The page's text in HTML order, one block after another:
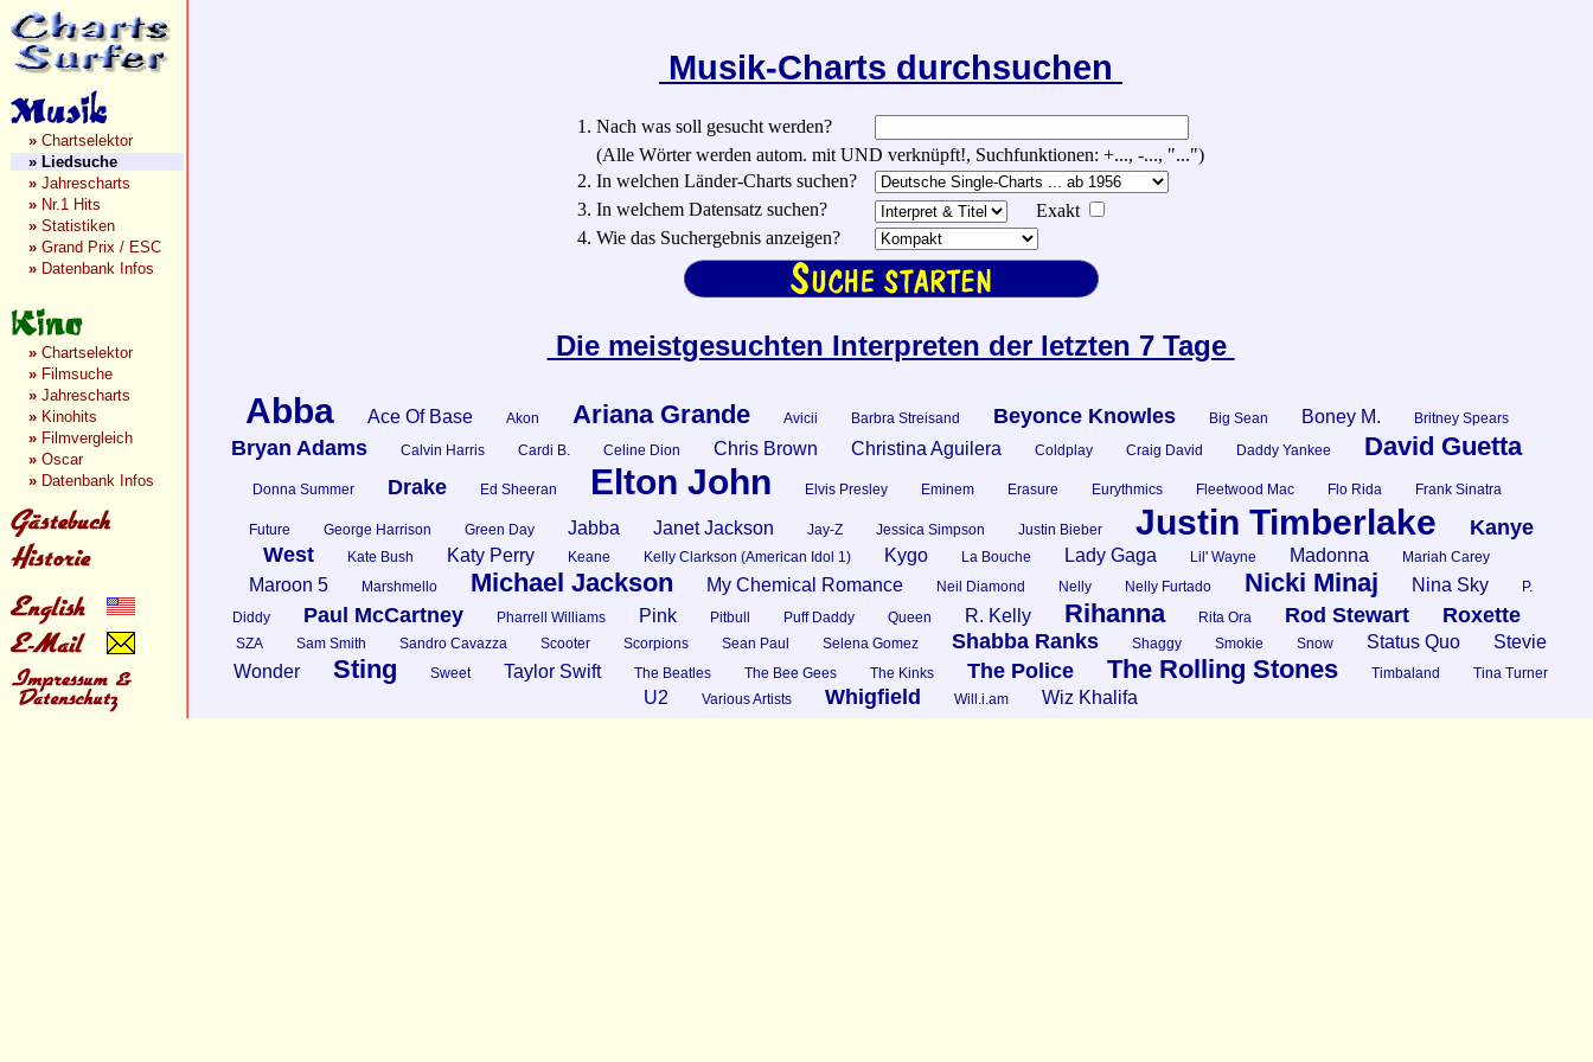
» Chartselektor
» Liedsuche
» Jahrescharts
» Nr.1 Hits
» Statistiken
» Grand Prix / ESC
» Datenbank Infos
» Chartselektor
» Filmsuche
» Jahrescharts
» Kinohits
» Filmvergleich
» Oscar
» Datenbank Infos
Musik-Charts durchsuchen
1. Nach was soll gesucht werden?
(Alle Wörter werden autom. mit UND verknüpft!, Suchfunktionen: +..., -..., "...")
2. In welchen Länder-Charts suchen?
3. In welchem Datensatz suchen?
Exakt
4. Wie das Suchergebnis anzeigen?
Die meistgesuchten Interpreten der letzten 7 Tage
Abba Ace Of Base Akon Ariana Grande Avicii Barbra Streisand Beyonce Knowles Big Sean Boney M. Britney Spears
Bryan Adams Calvin Harris Cardi B. Celine Dion Chris Brown Christina Aguilera Coldplay Craig David Daddy Yankee David Guetta
Donna Summer Drake Ed Sheeran Elton John Elvis Presley Eminem Erasure Eurythmics Fleetwood Mac Flo Rida Frank Sinatra
Future George Harrison Green Day Jabba Janet Jackson Jay-Z Jessica Simpson Justin Bieber Justin Timberlake
Kanye
West
Kate Bush Katy Perry Keane Kelly Clarkson (American Idol 1) Kygo La Bouche Lady Gaga Lil' Wayne Madonna Mariah Carey
Maroon 5 Marshmello Michael Jackson My Chemical Romance Neil Diamond Nelly Nelly Furtado Nicki Minaj Nina Sky
P.
Diddy
Paul McCartney Pharrell Williams Pink Pitbull Puff Daddy Queen R. Kelly Rihanna Rita Ora Rod Stewart Roxette
SZA Sam Smith Sandro Cavazza Scooter Scorpions Sean Paul Selena Gomez Shabba Ranks Shaggy Smokie Snow Status Quo
Stevie
Wonder
Sting Sweet Taylor Swift The Beatles The Bee Gees The Kinks The Police The Rolling Stones Timbaland Tina Turner
U2 Various Artists Whigfield Will.i.am Wiz Khalifa